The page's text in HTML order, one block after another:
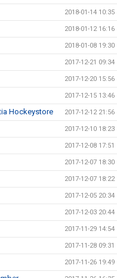
2018-01-14 10:35
2018-01-12 16:16
2018-01-08 19:30
2017-12-21 09:34
2017-12-20 15:56
2017-12-15 13:46
Hockeystore 2017-12-12 21:56
2017-12-10 18:23
2017-12-08 17:51
2017-12-07 18:30
2017-12-07 18:22
2017-12-05 20:34
2017-12-03 20:44
2017-11-29 14:54
2017-11-28 09:31
2017-11-26 19:49